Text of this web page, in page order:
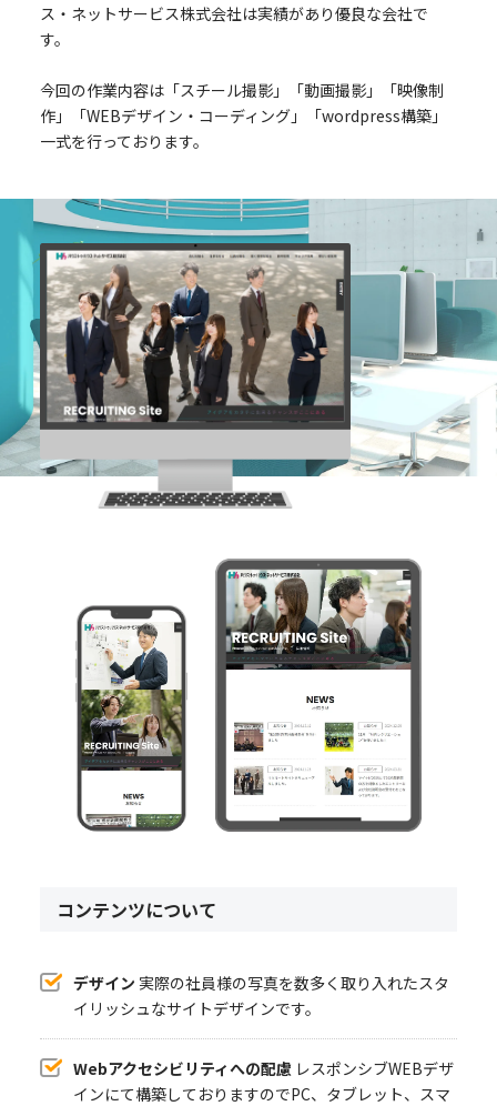
ス・ネットサービス株式会社は実績があり優良な会社で
す。
今回の作業内容は「スチール撮影」「動画撮影」「映像制
作」「WEBデザイン・コーディング」「wordpress構築」
一式を行っております。
コンテンツについて
デザイン 実際の社員様の写真を数多く取り入れたスタ
イリッシュなサイトデザインです。
Webアクセシビリティへの配慮 レスポンシブWEBデザ
インにて構築しておりますのでPC、タブレット、スマ